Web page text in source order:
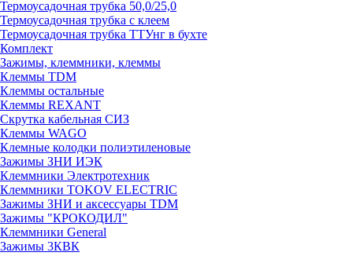
Термоусадочная трубка 50,0/25,0
Термоусадочная трубка с клеем
Термоусадочная трубка ТТУнг в бухте
Комплект
Зажимы, клеммники, клеммы
Клеммы TDM
Клеммы остальные
Клеммы REXANT
Скрутка кабельная СИЗ
Клеммы WAGO
Клемные колодки полиэтиленовые
Зажимы ЗНИ ИЭК
Клеммники Электротехник
Клеммники TOKOV ELECTRIC
Зажимы ЗНИ и аксессуары TDM
Зажимы "КРОКОДИЛ"
Клеммники General
Зажимы 3КВК